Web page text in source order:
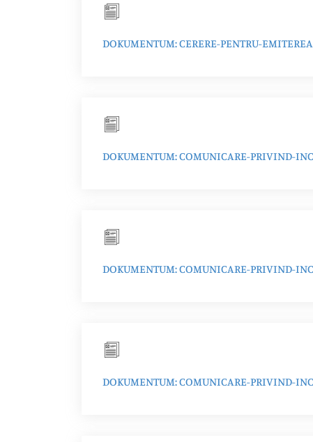
DOKUMENTUM: CERERE-PENTRU-
DOKUMENTUM: COMUNICARE-PRIVIND-
DOKUMENTUM: COMUNICARE-PRIVIND-
DOKUMENTUM: COMUNICARE-PRIVIND-